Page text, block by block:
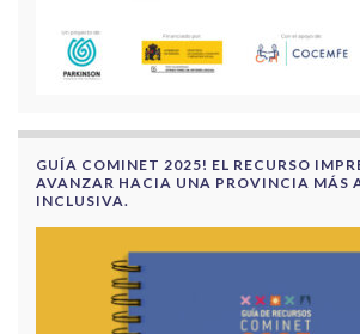
GUÍA COMINET 2025! EL RECURSO
AVANZAR HACIA UNA PROVINCIA MÁS
INCLUSIVA.